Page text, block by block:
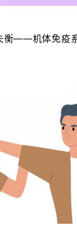
——机体免疫系